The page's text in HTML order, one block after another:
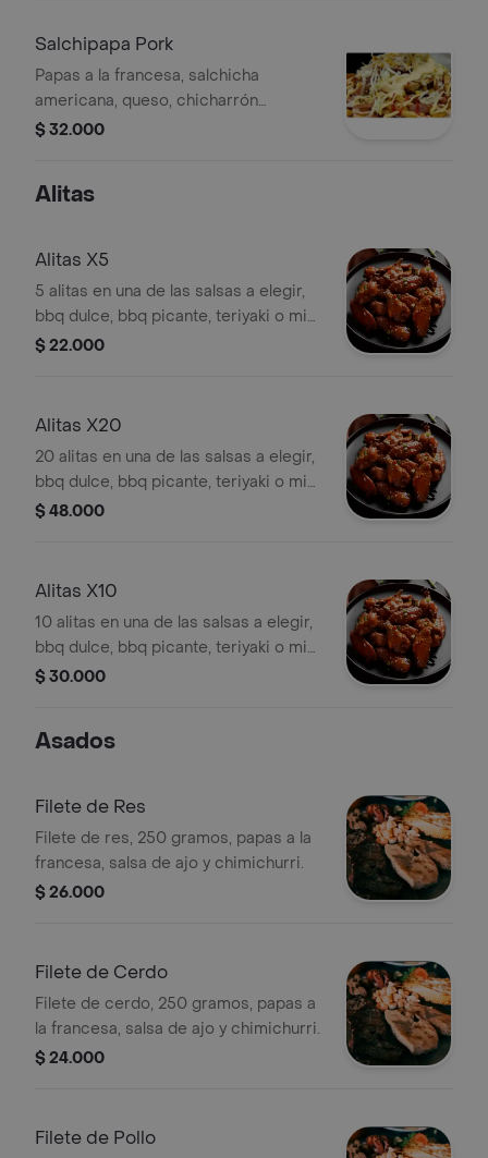
Salchipapa Pork
Papas a la francesa, salchicha
americana, queso, chicharrón
carnudo, chorizo, maduritos, maíz
$ 32.000
Alitas
Alitas X5
5 alitas en una de las salsas a elegir,
bbq dulce, bbq picante, teriyaki o miel
mostaza, acompañado de papas a la
$ 22.000
Alitas X20
20 alitas en una de las salsas a elegir,
bbq dulce, bbq picante, teriyaki o miel
mostaza, acompañado por papas a la
$ 48.000
Alitas X10
10 alitas en una de las salsas a elegir,
bbq dulce, bbq picante, teriyaki o miel
mostaza, acompañado por papas a la
$ 30.000
Asados
Filete de Res
Filete de res, 250 gramos, papas a la
francesa, salsa de ajo y chimichurri.
$ 26.000
Filete de Cerdo
Filete de cerdo, 250 gramos, papas a
la francesa, salsa de ajo y chimichurri.
$ 24.000
Filete de Pollo